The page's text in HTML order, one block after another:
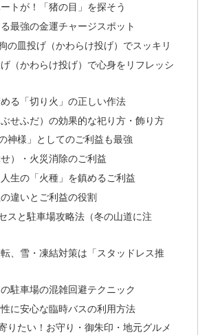
トが！「猪の目」を探そう
最強の金運チャージスポット
の皿投げ（かわらけ投げ）でスッキリ
（かわらけ投げ）で心身をリフレッシ
る「切り火」の正しい作法
せふだ）の効果的な祀り方・飾り方
神様」としてのご利益も最強
）・火災消除のご利益
生の「火種」を鎮めるご利益
の違いとご利益の役割
スと駐車場攻略法（冬の山道に注
、雪・凍結対策は「スタッドレス推
駐車場の混雑回避テクニック
に安心な臨時バスの利用方法
りたい！お守り・御朱印・地元グルメ